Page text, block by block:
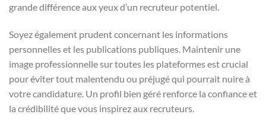
grande différence aux yeux d’un recruteur potentiel.
Soyez également prudent concernant les informations
personnelles et les publications publiques. Maintenir une
image professionnelle sur toutes les plateformes est crucial
pour éviter tout malentendu ou préjugé qui pourrait nuire à
votre candidature. Un profil bien géré renforce la confiance et
la crédibilité que vous inspirez aux recruteurs.